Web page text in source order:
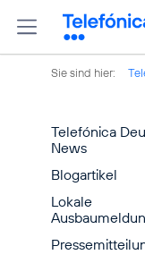
Sie sind hier:
Telefónica
News
Blogartikel
Lokale